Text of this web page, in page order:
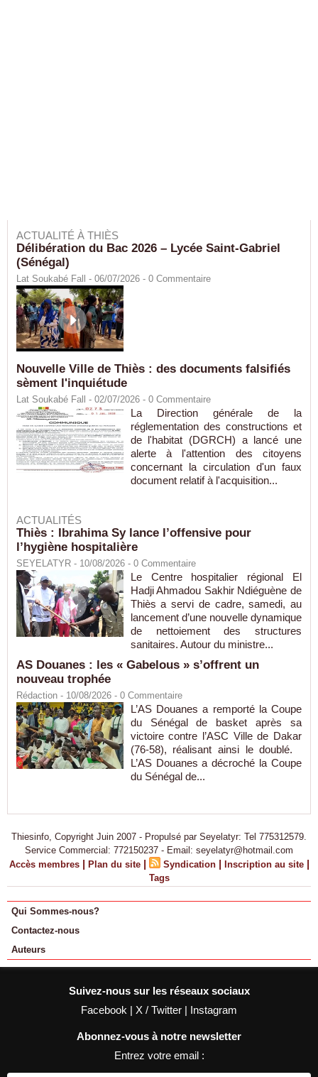
ACTUALITÉ À THIÈS
Délibération du Bac 2026 – Lycée Saint-Gabriel
(Sénégal)
Lat Soukabé Fall - 06/07/2026 - 0 Commentaire
Nouvelle Ville de Thiès : des documents falsifiés
sèment l'inquiétude
Lat Soukabé Fall - 02/07/2026 - 0 Commentaire
La Direction générale de la
réglementation des constructions et
de l'habitat (DGRCH) a lancé une
alerte à l'attention des citoyens
concernant la circulation d'un faux
document relatif à l'acquisition...
ACTUALITÉS
Thiès : Ibrahima Sy lance l’offensive pour
l’hygiène hospitalière
SEYELATYR - 10/08/2026 - 0 Commentaire
Le Centre hospitalier régional El
Hadji Ahmadou Sakhir Ndiéguène de
Thiès a servi de cadre, samedi, au
lancement d’une nouvelle dynamique
de nettoiement des structures
sanitaires. Autour du ministre...
AS Douanes : les « Gabelous » s’offrent un
nouveau trophée
Rédaction - 10/08/2026 - 0 Commentaire
L’AS Douanes a remporté la Coupe
du Sénégal de basket après sa
victoire contre l’ASC Ville de Dakar
(76-58), réalisant ainsi le doublé.
L’AS Douanes a décroché la Coupe
du Sénégal de...
Thiesinfo, Copyright Juin 2007 - Propulsé par Seyelatyr: Tel 775312579.
Service Commercial: 772150237 - Email: seyelatyr@hotmail.com
Accès membres | Plan du site | Syndication | Inscription au site |
Tags
Qui Sommes-nous?
Contactez-nous
Auteurs
Suivez-nous sur les réseaux sociaux
Facebook | X / Twitter | Instagram
Abonnez-vous à notre newsletter
Entrez votre email :